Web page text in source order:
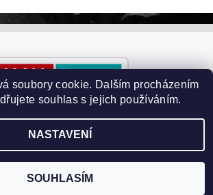
vychytavky.cz, všechna práva vyhrazena
Vytvořil Shoptet
soubory cookie. Dalším procházením
souhlas s jejich používáním.
NASTAVENÍ
SOUHLASÍM